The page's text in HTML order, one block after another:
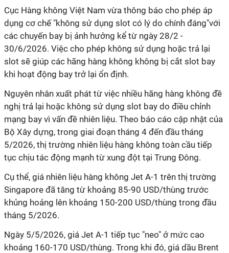
Cục Hàng không Việt Nam vừa thông báo cho phép áp
dụng cơ chế "không sử dụng slot có lý do chính đáng"với
các chuyến bay bị ảnh hưởng kể từ ngày 28/2 -
30/6/2026. Việc cho phép không sử dụng hoặc trả lại
slot sẽ giúp các hãng hàng không không bị cắt slot bay
khi hoạt động bay trở lại ổn định.
Nguyên nhân xuất phát từ việc nhiều hãng hàng không đề
nghị trả lại hoặc không sử dụng slot bay do điều chỉnh
mạng bay vì vấn đề nhiên liệu. Theo báo cáo cập nhật của
Bộ Xây dựng, trong giai đoạn tháng 4 đến đầu tháng
5/2026, thị trường nhiên liệu hàng không toàn cầu tiếp
tục chịu tác động mạnh từ xung đột tại Trung Đông.
Cụ thể, giá nhiên liệu hàng không Jet A-1 trên thị trường
Singapore đã tăng từ khoảng 85-90 USD/thùng trước
khủng hoảng lên khoảng 150-200 USD/thùng trong đầu
tháng 5/2026.
Ngày 5/5/2026, giá Jet A-1 tiếp tục "neo" ở mức cao
khoảng 160-170 USD/thùng. Trong khi đó, giá dầu Brent